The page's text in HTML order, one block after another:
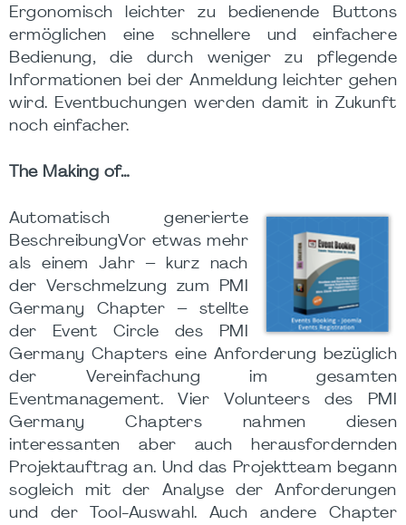
Ergonomisch leichter zu bedienende Buttons
ermöglichen eine schnellere und einfachere
Bedienung, die durch weniger zu pflegende
Informationen bei der Anmeldung leichter gehen
wird. Eventbuchungen werden damit in Zukunft
noch einfacher.
The Making of…
Automatisch generierte
BeschreibungVor etwas mehr
als einem Jahr – kurz nach
der Verschmelzung zum PMI
Germany Chapter – stellte
der Event Circle des PMI
Germany Chapters eine Anforderung bezüglich
der Vereinfachung im gesamten
Eventmanagement. Vier Volunteers des PMI
Germany Chapters nahmen diesen
interessanten aber auch herausfordernden
Projektauftrag an. Und das Projektteam begann
sogleich mit der Analyse der Anforderungen
und der Tool-Auswahl. Auch andere Chapter